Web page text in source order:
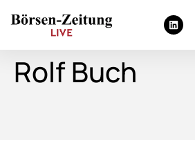
Rolf Buch